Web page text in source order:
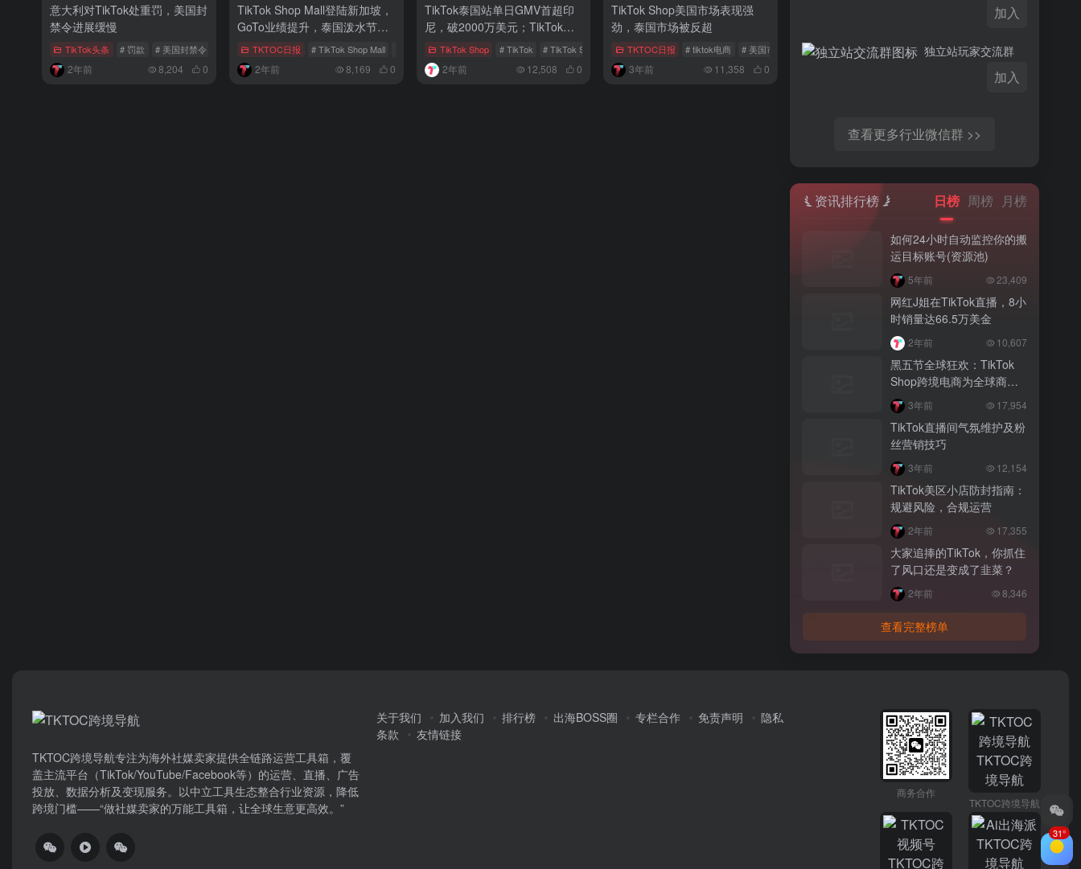
意大利对TikTok处重罚，美国封
禁令进展缓慢
TikTok头条 # 罚款 # 美国封禁令 # 财政部长收购意向
2年前 8,204 0
TikTok Shop Mall登陆新加坡，
GoTo业绩提升，泰国泼水节指
南发布
TKTOC日报 # TikTok Shop Mall # 新加坡电商
2年前 8,169 0
TikTok泰国站单日GMV首超印
尼，破2000万美元；TikTok
Shop直播电商成泰国增长新引
擎
TikTok Shop # TikTok # TikTok Shop # 直播电商
2年前 12,508 0
TikTok Shop美国市场表现强
劲，泰国市场被反超
TKTOC日报 # tiktok电商 # 美国市场 # 东南亚电商
3年前 11,358 0
加入
独立站玩家交流群
加入
查看更多行业微信群 >>
资讯排行榜 日榜 周榜 月榜
如何24小时自动监控你的搬
运目标账号(资源池)
5年前 23,409
网红J姐在TikTok直播，8小
时销量达66.5万美金
2年前 10,607
黑五节全球狂欢：TikTok
Shop跨境电商为全球商家
打开美国市场大门
3年前 17,954
TikTok直播间气氛维护及粉
丝营销技巧
3年前 12,154
TikTok美区小店防封指南：
规避风险，合规运营
2年前 17,355
大家追捧的TikTok，你抓住
了风口还是变成了韭菜？
2年前 8,346
查看完整榜单
TKTOC跨境导航​专注为海外社媒卖家提供全链路运营工具箱，覆
盖主流平台（TikTok/YouTube/Facebook等）​的运营、直播、广告
投放、数据分析及变现服务。以中立工具生态整合行业资源，降低
跨境门槛——“做社媒卖家的万能工具箱，让全球生意更高效。”
关于我们 加入我们 排行榜 出海BOSS圈 专栏合作 免责声明
隐私
条款
友情链接
商务合作
TKTOC跨境导航
31°